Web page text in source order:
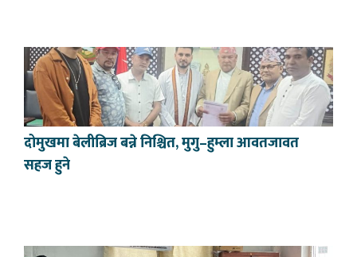
दोमुखमा बेलीब्रिज बन्ने निश्चित, मुगु–हुम्ला आवतजावत
सहज हुने